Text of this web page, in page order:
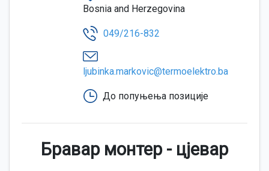
Bosnia and Herzegovina
049/216-832
ljubinka.markovic@termoelektro.ba
До попуњења позиције
Бравар монтер - цјевар